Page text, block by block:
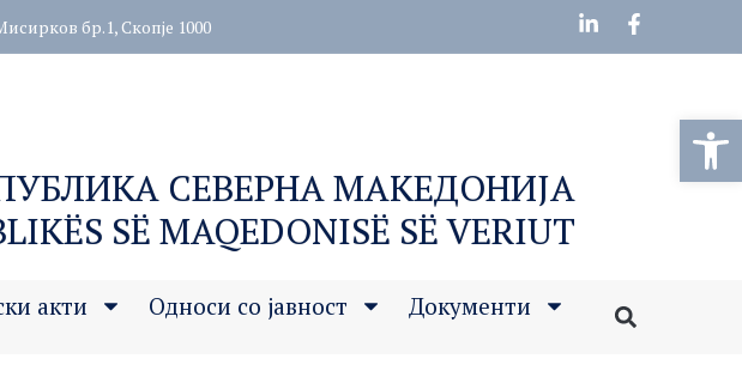
бр.1, Скопје 1000
СЕВЕРНА МАКЕДОНИЈА
SË MAQEDONISË SË VERIUT
акти Односи со јавност Документи